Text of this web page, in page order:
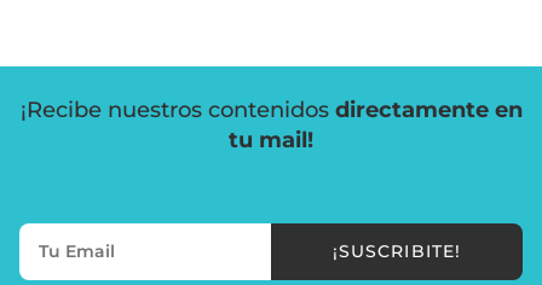
¡Recibe nuestros contenidos directamente en
tu mail!
¡SUSCRIBITE!